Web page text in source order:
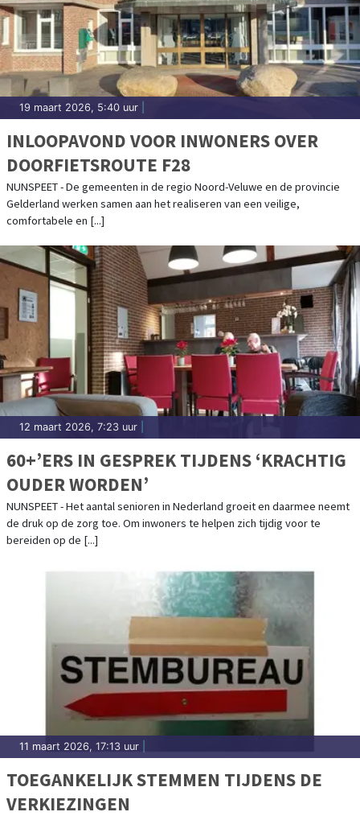
19 maart 2026, 5:40 uur
INLOOPAVOND VOOR INWONERS OVER
DOORFIETSROUTE F28
NUNSPEET - De gemeenten in de regio Noord-Veluwe en de provincie
Gelderland werken samen aan het realiseren van een veilige,
comfortabele en [...]
12 maart 2026, 7:23 uur
60+’ERS IN GESPREK TIJDENS ‘KRACHTIG
OUDER WORDEN’
NUNSPEET - Het aantal senioren in Nederland groeit en daarmee neemt
de druk op de zorg toe. Om inwoners te helpen zich tijdig voor te
bereiden op de [...]
11 maart 2026, 17:13 uur
TOEGANKELIJK STEMMEN TIJDENS DE
VERKIEZINGEN